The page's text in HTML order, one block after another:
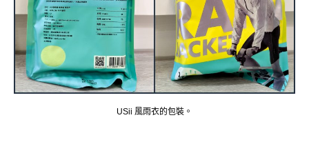
USii 風雨衣的包裝。